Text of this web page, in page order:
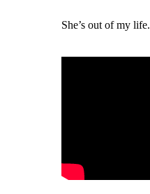
She’s out of my life.